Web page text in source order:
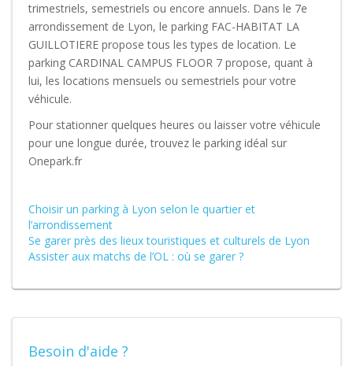
trimestriels, semestriels ou encore annuels. Dans le 7e
arrondissement de Lyon, le parking FAC-HABITAT LA
GUILLOTIERE propose tous les types de location. Le
parking CARDINAL CAMPUS FLOOR 7 propose, quant à
lui, les locations mensuels ou semestriels pour votre
véhicule.
Pour stationner quelques heures ou laisser votre véhicule
pour une longue durée, trouvez le parking idéal sur
Onepark.fr
Choisir un parking à Lyon selon le quartier et
l’arrondissement
Se garer près des lieux touristiques et culturels de Lyon
Assister aux matchs de l’OL : où se garer ?
Besoin d'aide ?